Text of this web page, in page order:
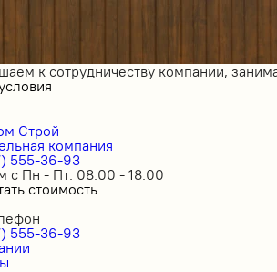
к сотрудничеству компании,
Строй
компания
555-36-93
с Пн - Пт: 08:00 - 18:00
стоимость
555-36-93